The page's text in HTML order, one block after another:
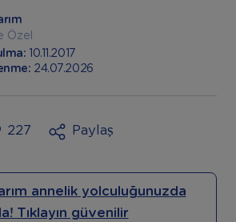
Özel
10.11.2017
24.07.2026
227 Paylaş
annelik yolculuğunuzda
Tıklayın güvenilir